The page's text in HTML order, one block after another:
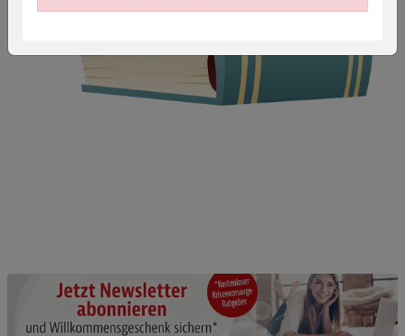
Beschreibung Notwendige Cookies
Cookie-Informationenanzeigen